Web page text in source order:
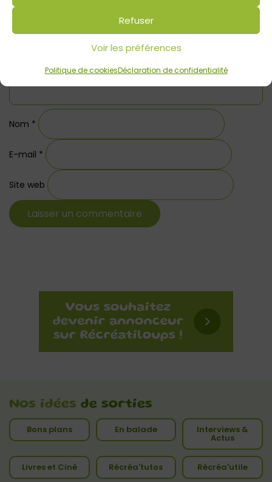
Refuser
Voir les préférences
Politique de cookiesDéclaration de confidentialité
Nom *
E-mail *
Site web
Nos idées de sorties
Bons plans En balade Interviews &
Actus
Livres et Ciné Récréa'tutos Récréa'utile